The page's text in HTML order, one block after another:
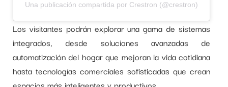
Una publicación compartida por Crestron (@crestron)
Los visitantes podrán explorar una gama de sistemas
integrados, desde soluciones avanzadas de
automatización del hogar que mejoran la vida cotidiana
hasta tecnologías comerciales sofisticadas que crean